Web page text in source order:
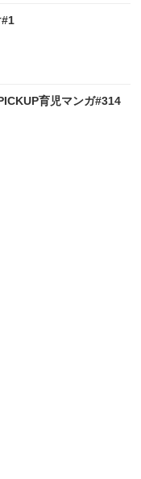
育児マンガ#314